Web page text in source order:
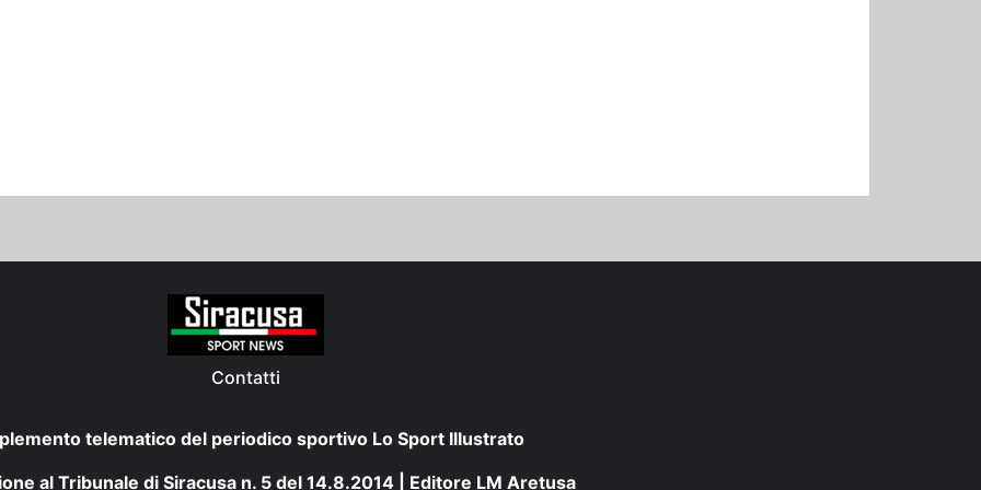
Contatti
telematico del periodico sportivo Lo Sport Illustrato
al Tribunale di Siracusa n. 5 del 14.8.2014 | Editore LM Aretusa